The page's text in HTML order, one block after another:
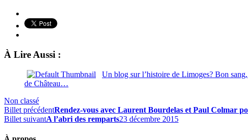
À Lire Aussi :
Un blog sur l’histoire de Limoges? Bon
de Château…
Non classé
Billet précédentRendez-vous avec Laurent Bourdelas et Paul Colmar
Billet suivantA l’abri des remparts23 décembre 2015